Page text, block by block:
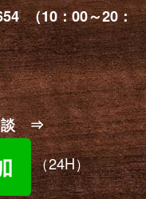
（10：00～20：
談 ⇒
（24H）